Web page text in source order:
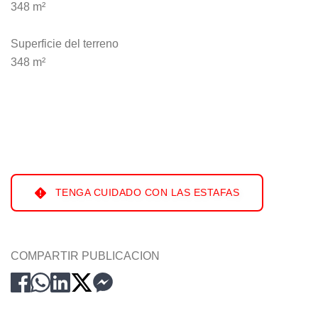
348 m²
Superficie del terreno
348 m²
TENGA CUIDADO CON LAS ESTAFAS
COMPARTIR PUBLICACION